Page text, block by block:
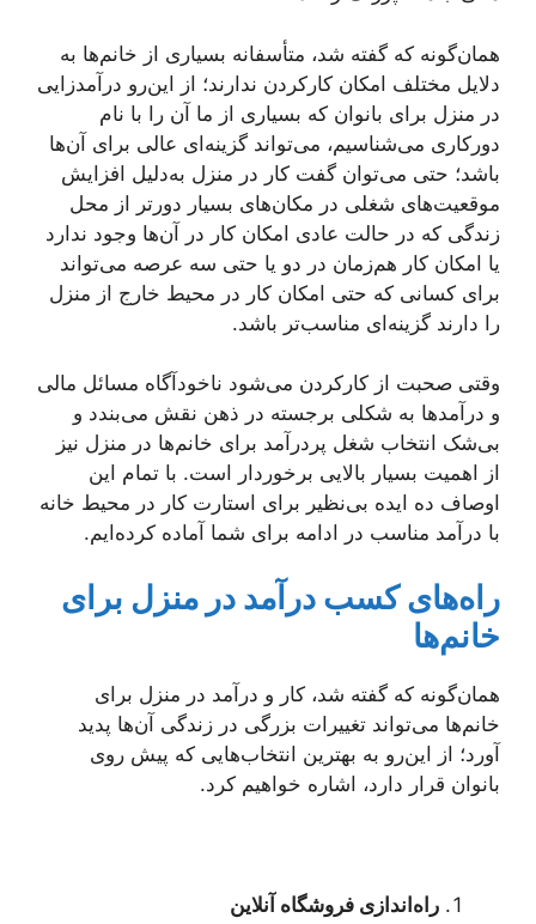
همان‌گونه که گفته شد، متأسفانه بسیاری از خانم‌ها به
دلایل مختلف امکان کارکردن ندارند؛ از این‌رو درآمدزایی
در منزل برای بانوان که بسیاری از ما آن را با نام
دورکاری می‌شناسیم، می‌تواند گزینه‌ای عالی برای آن‌ها
باشد؛ حتی می‌توان گفت کار در منزل به‌دلیل افزایش
موقعیت‌های شغلی در مکان‌های بسیار دورتر از محل
زندگی که در حالت عادی امکان کار در آن‌ها وجود ندارد
یا امکان کار هم‌زمان در دو یا حتی سه عرصه می‌تواند
برای کسانی که حتی امکان کار در محیط خارج از منزل
را دارند گزینه‌ای مناسب‌تر باشد.
وقتی صحبت از کارکردن می‌شود ناخودآگاه مسائل مالی
و درآمدها به شکلی برجسته در ذهن نقش می‌بندد و
بی‌شک انتخاب شغل پردرآمد برای خانم‌ها در منزل نیز
از اهمیت بسیار بالایی برخوردار است. با تمام این
اوصاف ده ایده بی‌نظیر برای استارت کار در محیط خانه
با درآمد مناسب در ادامه برای شما آماده کرده‌ایم.
راه‌های کسب درآمد در منزل برای
خانم‌ها
همان‌گونه که گفته شد، کار و درآمد در منزل برای
خانم‌ها می‌تواند تغییرات بزرگی در زندگی آن‌ها پدید
آورد؛ از این‌رو به بهترین انتخاب‌هایی که پیش روی
بانوان قرار دارد، اشاره خواهیم کرد.
راه‌اندازی فروشگاه آنلاین